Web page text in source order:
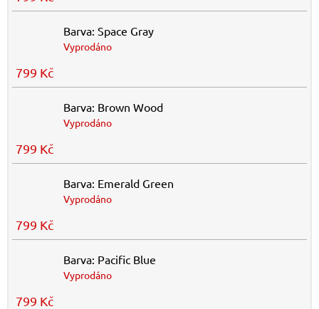
Barva: Space Gray
Vyprodáno
799 Kč
Barva: Brown Wood
Vyprodáno
799 Kč
Barva: Emerald Green
Vyprodáno
799 Kč
Barva: Pacific Blue
Vyprodáno
799 Kč